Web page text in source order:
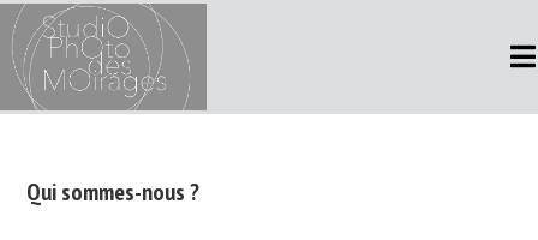
Skip
content
Qui sommes-nous ?